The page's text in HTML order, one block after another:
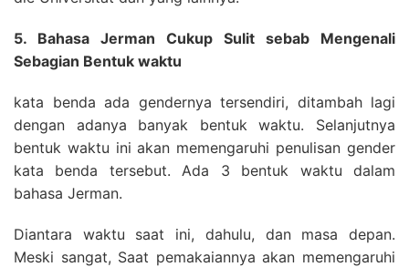
5. Bahasa Jerman Cukup Sulit sebab Mengenali
Sebagian Bentuk waktu
kata benda ada gendernya tersendiri, ditambah lagi
dengan adanya banyak bentuk waktu. Selanjutnya
bentuk waktu ini akan memengaruhi penulisan gender
kata benda tersebut. Ada 3 bentuk waktu dalam
bahasa Jerman.
Diantara waktu saat ini, dahulu, dan masa depan.
Meski sangat, Saat pemakaiannya akan memengaruhi